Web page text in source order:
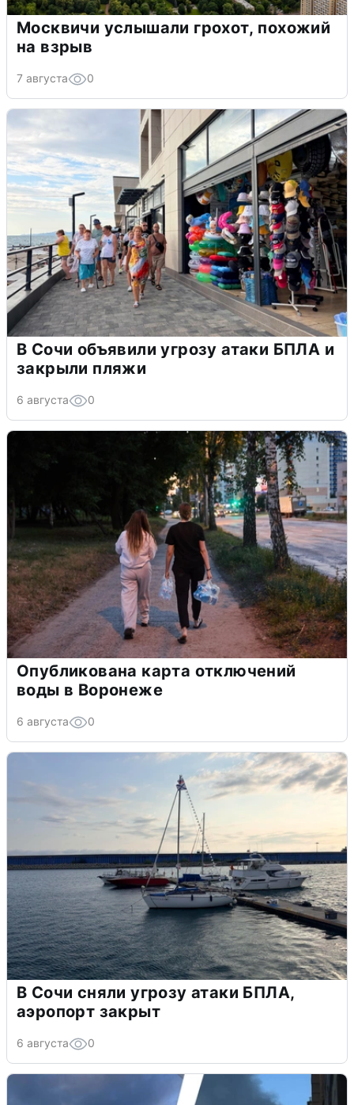
Москвичи услышали грохот, похожий
на взрыв
7 августа 0
В Сочи объявили угрозу атаки БПЛА и
закрыли пляжи
6 августа 0
Опубликована карта отключений
воды в Воронеже
6 августа 0
В Сочи сняли угрозу атаки БПЛА,
аэропорт закрыт
6 августа 0